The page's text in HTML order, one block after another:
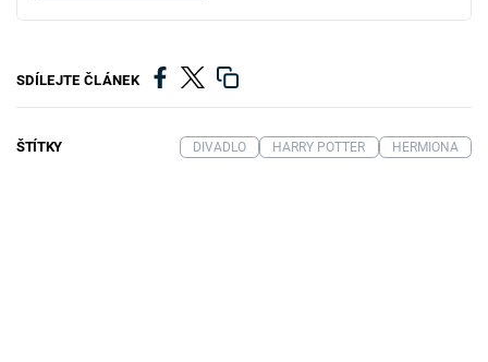
SDÍLEJTE ČLÁNEK
ŠTÍTKY DIVADLO HARRY POTTER HERMIONA